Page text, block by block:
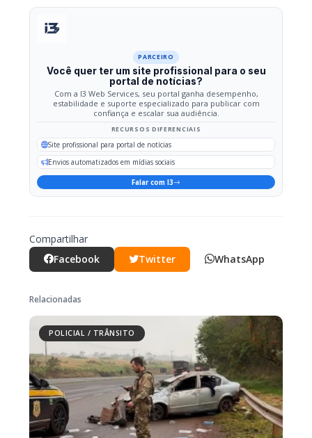
PARCEIRO
Você quer ter um site profissional para o seu
portal de notícias?
Com a I3 Web Services, seu portal ganha desempenho,
estabilidade e suporte especializado para publicar com
confiança e escalar sua audiência.
RECURSOS DIFERENCIAIS
Site profissional para portal de notícias
Envios automatizados em mídias sociais
Falar com I3
Compartilhar
Facebook
Twitter WhatsApp
Relacionadas
POLICIAL / TRÂNSITO